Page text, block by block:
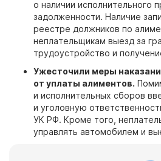
о наличии исполнительного
задолженности. Наличие
реестре должников по
неплательщикам выезд за
трудоустройство и
Ужесточили меры
от уплаты алиментов.
и исполнительных сборов
и уголовную
УК РФ. Кроме того,
управлять автомобилем и